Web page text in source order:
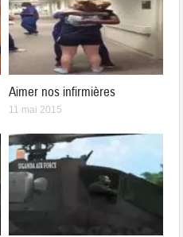
Aimer nos infirmières
11 mai 2015